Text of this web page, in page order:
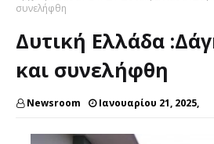
συνελήφθη
Δυτική Ελλάδα
και συνελήφθη
Newsroom Ιανουαρίου 21, 2025,